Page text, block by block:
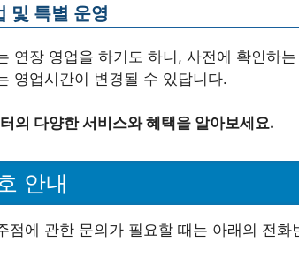
및 특별 운영
연장 영업을 하기도 하니, 사전에 확인하
영업시간이 변경될 수 있답니다.
의 다양한 서비스와 혜택을 알아보세요.
안내
점에 관한 문의가 필요할 때는 아래의 전화